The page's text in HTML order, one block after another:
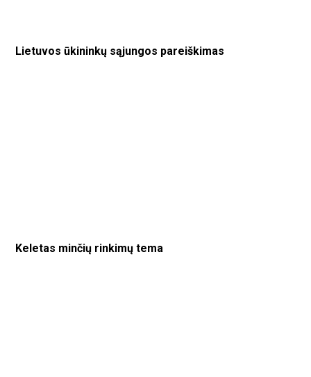
Lietuvos ūkininkų sąjungos pareiškimas
Keletas minčių rinkimų tema